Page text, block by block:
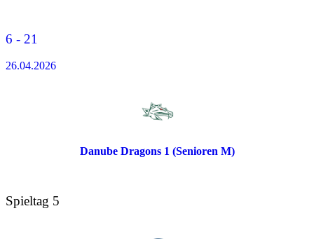
6 - 21
26.04.2026
Danube Dragons 1 (Senioren M)
Spieltag 5